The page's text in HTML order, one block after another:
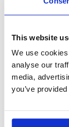
This website
We use
analyse our
media,
you’ve
製品のお問
ださい。
よくあ
お問い